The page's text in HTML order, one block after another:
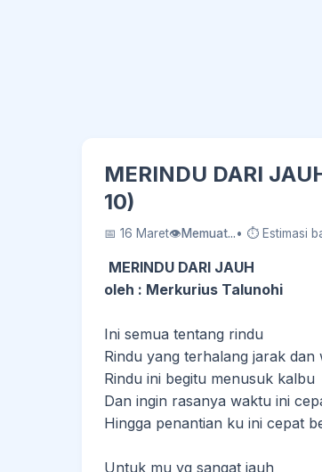
MERINDU DARI
10)
📅 16 Maret👁Memuat...• ⏱ Estimasi
MERINDU DARI JAUH
oleh : Merkurius Talunohi
Ini semua tentang rindu
Rindu yang terhalang jarak dan
Rindu ini begitu menusuk kalbu
Dan ingin rasanya waktu ini
Hingga penantian ku ini cepat
Untuk mu yg sangat jauh